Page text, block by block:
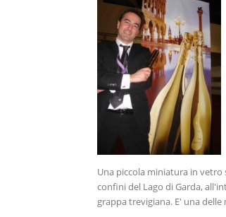
Una piccola miniatura in
confini del Lago di Garda,
grappa trevigiana. E' una delle